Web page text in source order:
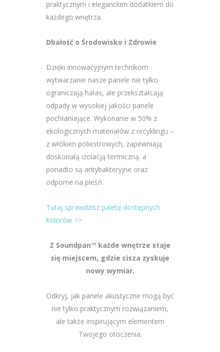
praktycznym i eleganckim dodatkiem do
każdego wnętrza.
Dbałość o Środowisko i Zdrowie
Dzięki innowacyjnym technikom
wytwarzanie nasze panele nie tylko
ograniczają hałas, ale przekształcają
odpady w wysokiej jakości panele
pochłaniające. Wykonanie w 50% z
ekologicznych materiałów z recyklingu –
z włókien poliestrowych, zapewniają
doskonałą izolacją termiczną. a
ponadto są antybakteryjne oraz
odporne na pleśń.
Tutaj sprawdzisz paletę dostępnych
kolorów >>
Z Soundpan™ każde wnętrze staje
się miejscem, gdzie cisza zyskuje
nowy wymiar.
Odkryj, jak panele akustyczne mogą być
nie tylko praktycznym rozwiązaniem,
ale także inspirującym elementem
Twojego otoczenia.